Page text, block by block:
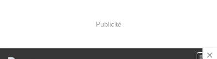
Publicité